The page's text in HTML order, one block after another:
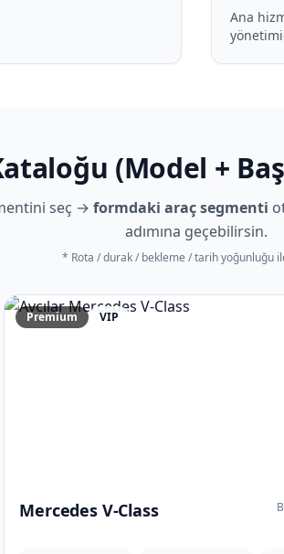
Ana
(Model +
seç → formdaki araç segmenti
adımına geçebilirsin.
* Rota / durak / bekleme / tarih yoğunluğu
Premium VIP
Mercedes V-Class